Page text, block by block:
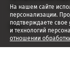
На нашем сайте
персонализации.
подтверждаете свое
и технологий
отношении
2026